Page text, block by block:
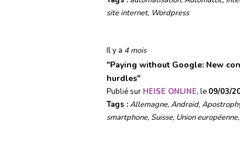
site internet, Wordpress
Il y a 4 mois
"Paying without Google: New
hurdles"
Publié sur HEISE ONLINE, le 09/03/
Tags :Allemagne,Android,
smartphone, Suisse, Union européenne,